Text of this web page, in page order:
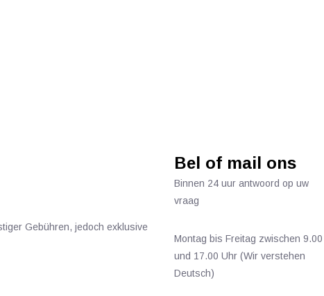
Gebühren, jedoch exklusive
Bel of mail ons
Binnen 24 uur antwoord op uw
vraag
Montag bis Freitag zwischen 9.00
und 17.00 Uhr (Wir verstehen
Deutsch)